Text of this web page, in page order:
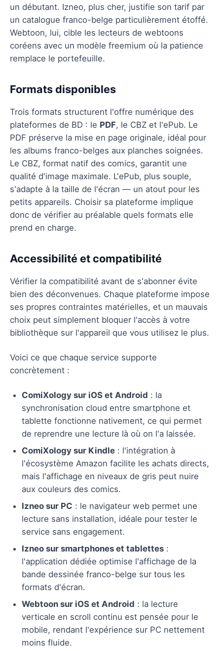
un débutant. Izneo, plus cher, justifie son tarif par
un catalogue franco-belge particulièrement étoffé.
Webtoon, lui, cible les lecteurs de webtoons
coréens avec un modèle freemium où la patience
remplace le portefeuille.
Formats disponibles
Trois formats structurent l'offre numérique des
plateformes de BD : le PDF, le CBZ et l'ePub. Le
PDF préserve la mise en page originale, idéal pour
les albums franco-belges aux planches soignées.
Le CBZ, format natif des comics, garantit une
qualité d'image maximale. L'ePub, plus souple,
s'adapte à la taille de l'écran — un atout pour les
petits appareils. Choisir sa plateforme implique
donc de vérifier au préalable quels formats elle
prend en charge.
Accessibilité et compatibilité
Vérifier la compatibilité avant de s'abonner évite
bien des déconvenues. Chaque plateforme impose
ses propres contraintes matérielles, et un mauvais
choix peut simplement bloquer l'accès à votre
bibliothèque sur l'appareil que vous utilisez le plus.
Voici ce que chaque service supporte
concrètement :
ComiXology sur iOS et Android : la
synchronisation cloud entre smartphone et
tablette fonctionne nativement, ce qui permet
de reprendre une lecture là où on l'a laissée.
ComiXology sur Kindle : l'intégration à
l'écosystème Amazon facilite les achats directs,
mais l'affichage en niveaux de gris peut nuire
aux couleurs des comics.
Izneo sur PC : le navigateur web permet une
lecture sans installation, idéale pour tester le
service sans engagement.
Izneo sur smartphones et tablettes :
l'application dédiée optimise l'affichage de la
bande dessinée franco-belge sur tous les
formats d'écran.
Webtoon sur iOS et Android : la lecture
verticale en scroll continu est pensée pour le
mobile, rendant l'expérience sur PC nettement
moins fluide.